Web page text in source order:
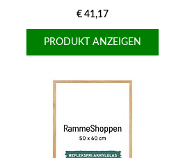
320
€ 41,17
PRODUKT ANZEIGEN